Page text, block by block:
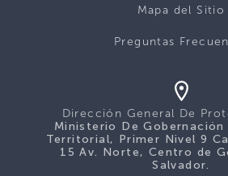
Mapa del Sitio
Preguntas
Dirección General De
Ministerio De Gobernación
Territorial, Primer Nivel 9
15 Av. Norte, Centro de
Salvador.